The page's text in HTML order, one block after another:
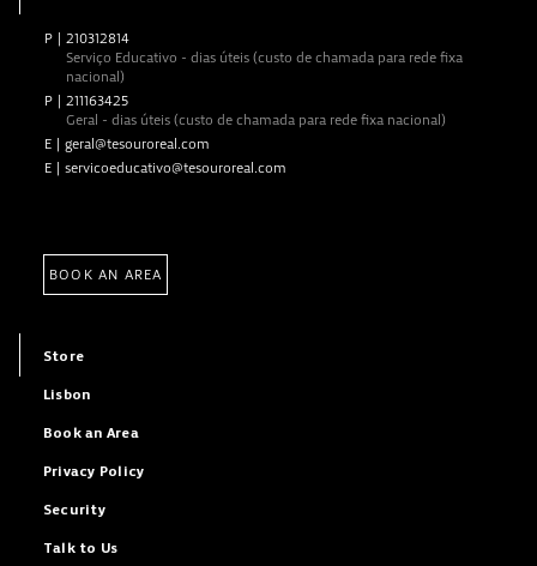
P
210312814
Serviço Educativo - dias úteis (custo de chamada para rede fixa
nacional)
P
211163425
Geral - dias úteis (custo de chamada para rede fixa nacional)
E
geral@tesouroreal.com
E
servicoeducativo@tesouroreal.com
BOOK AN AREA
Store
Lisbon
Book an Area
Privacy Policy
Security
Talk to Us